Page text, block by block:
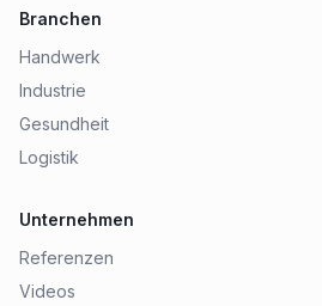
Branchen
Handwerk
Industrie
Gesundheit
Logistik
Unternehmen
Referenzen
Videos